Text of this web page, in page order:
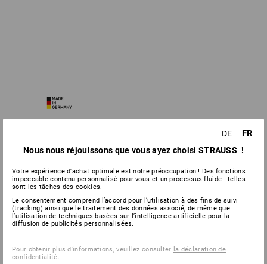
DE FR
Nous nous réjouissons que vous ayez choisi STRAUSS !
Votre expérience d'achat optimale est notre préoccupation ! Des fonctions
impeccable contenu personnalisé pour vous et un processus fluide - telles
sont les tâches des cookies.
Le consentement comprend l’accord pour l’utilisation à des fins de suivi
(tracking) ainsi que le traitement des données associé, de même que
l’utilisation de techniques basées sur l’intelligence artificielle pour la
diffusion de publicités personnalisées.
Pour obtenir plus d'informations, veuillez consulter la déclaration de
confidentialité